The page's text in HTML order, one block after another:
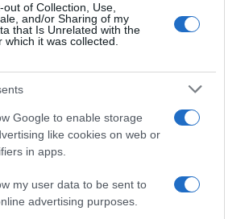
of Collection, Use,
and/or Sharing of my
that Is Unrelated with the
which it was collected.
Google to enable storage
like cookies on web or
in apps.
my user data to be sent to
advertising purposes.